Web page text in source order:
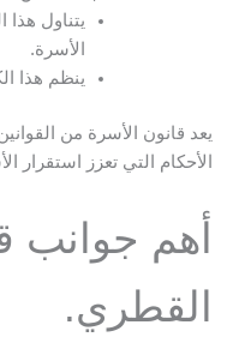
يتناول
الأسرة.
ينظم هذا
يعد قانون الأسرة من
الأحكام التي تعزز
أهم جوانب
القطري.